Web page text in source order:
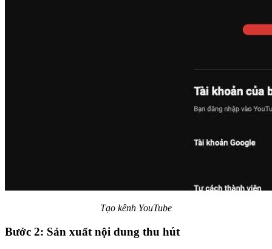
Tạo kênh YouTube
Bước 2: Sản xuất nội dung thu hút